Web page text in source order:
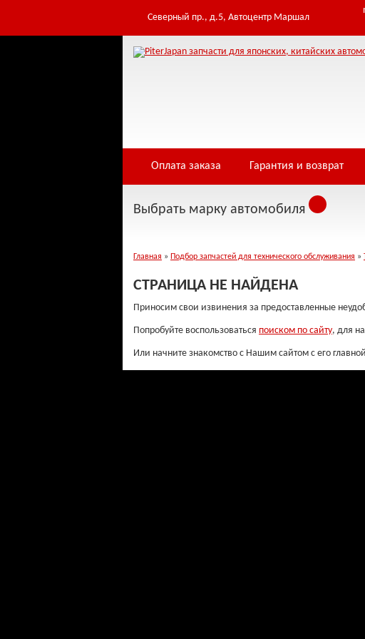
Table 'infowe4f_pjfwds.tomod' doesn't exist Warning: Cannot modify header
/home/i/infowe4f/piterjapan.ru/public_html/controllers/404.php on line 3
Северный пр., д.5, Автоцентр Маршал
Оплата заказа Гарантия и возврат
Выбрать марку автомобиля
Главная » Подбор запчастей для технического обслуживания »
СТРАНИЦА НЕ НАЙДЕНА
Приносим свои извинения за предоставленные
Попробуйте воспользоваться поиском по сайту, для
Или начните знакомство с Нашим сайтом с его